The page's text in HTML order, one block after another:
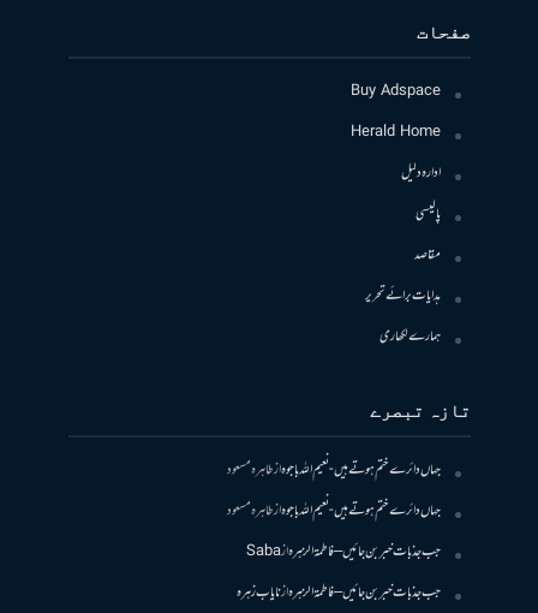
صفحات
Buy Adspace
Herald Home
ادارہ دلیل
پالیسی
مقاصد
ہدایات برائے تحریر
ہمارے لکھاری
تازہ تبصرے
جہاں دائرے ختم ہوتے ہیں- نعیم اللہ باجوہازطاہرہ مسعود
جہاں دائرے ختم ہوتے ہیں- نعیم اللہ باجوہازطاہرہ مسعود
جب جذبات خبر بن جائیں – فاطمۃالزہرہازSaba
جب جذبات خبر بن جائیں – فاطمۃالزہرہازنایاب زہرہ